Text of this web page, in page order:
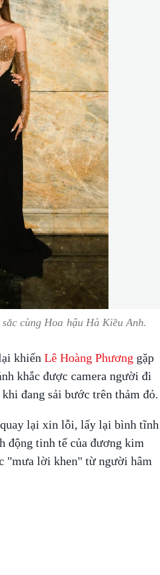
cùng Hoa hậu Hà Kiều Anh.
khiến Lê Hoàng Phương gặp
khắc được camera người đi
đang sải bước trên thảm đỏ.
lại xin lỗi, lấy lại bình tĩnh
động tinh tế của đương kim
"mưa lời khen" từ người hâm